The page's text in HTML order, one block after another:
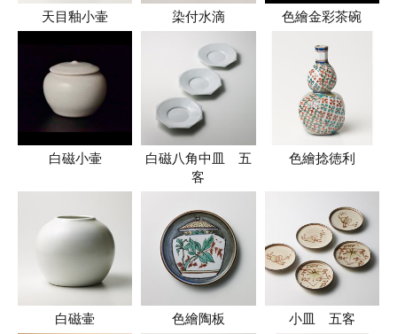
天目釉小壷 染付水滴 色繪金彩茶碗
白磁小壷
白磁八角中皿 五
客
色繪捻徳利
白磁壷 色繪陶板 小皿 五客